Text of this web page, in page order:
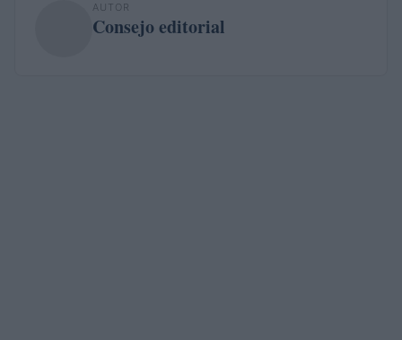
AUTOR
Consejo editorial